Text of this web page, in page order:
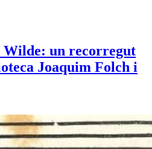
Wilde: un recorregut
Joaquim Folch i